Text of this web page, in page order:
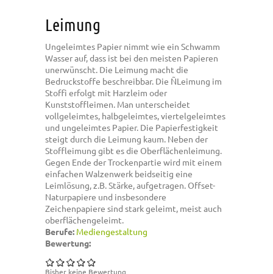
Leimung
Ungeleimtes Papier nimmt wie ein Schwamm
Wasser auf, dass ist bei den meisten Papieren
unerwünscht. Die Leimung macht die
Bedruckstoffe beschreibbar. Die ÑLeimung im
Stoffì erfolgt mit Harzleim oder
Kunststoffleimen. Man unterscheidet
vollgeleimtes, halbgeleimtes, viertelgeleimtes
und ungeleimtes Papier. Die Papierfestigkeit
steigt durch die Leimung kaum. Neben der
Stoffleimung gibt es die Oberflächenleimung.
Gegen Ende der Trockenpartie wird mit einem
einfachen Walzenwerk beidseitig eine
Leimlösung, z.B. Stärke, aufgetragen. Offset-
Naturpapiere und insbesondere
Zeichenpapiere sind stark geleimt, meist auch
oberflächengeleimt.
Berufe: Mediengestaltung
Bewertung:
Bisher keine Bewertung